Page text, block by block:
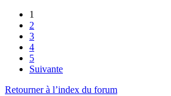
1
2
3
4
5
Suivante
Retourner à l’index du forum